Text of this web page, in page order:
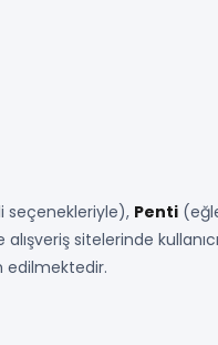
seçenekleriyle), Penti
sitelerinde
edilmektedir.